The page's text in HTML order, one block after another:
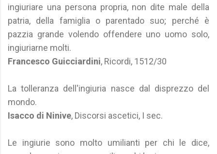
ingiuriare una persona propria, non dite male della
patria, della famiglia o parentado suo; perché è
pazzia grande volendo offendere uno uomo solo,
ingiuriarne molti.
Francesco Guicciardini, Ricordi, 1512/30
La tolleranza dell'ingiuria nasce dal disprezzo del
mondo.
Isacco di Ninive, Discorsi ascetici, I sec.
Le ingiurie sono molto umilianti per chi le dice,